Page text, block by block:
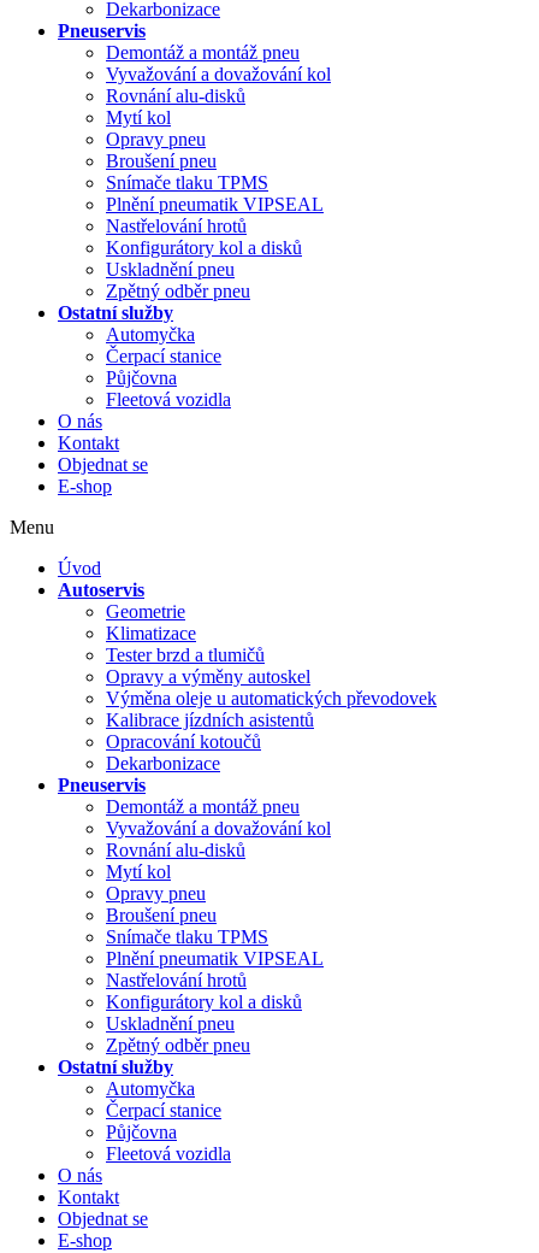
Dekarbonizace
Pneuservis
Demontáž a montáž pneu
Vyvažování a dovažování kol
Rovnání alu-disků
Mytí kol
Opravy pneu
Broušení pneu
Snímače tlaku TPMS
Plnění pneumatik VIPSEAL
Nastřelování hrotů
Konfigurátory kol a disků
Uskladnění pneu
Zpětný odběr pneu
Ostatní služby
Automyčka
Čerpací stanice
Půjčovna
Fleetová vozidla
O nás
Kontakt
Objednat se
E-shop
Menu
Úvod
Autoservis
Geometrie
Klimatizace
Tester brzd a tlumičů
Opravy a výměny autoskel
Výměna oleje u automatických převodovek
Kalibrace jízdních asistentů
Opracování kotoučů
Dekarbonizace
Pneuservis
Demontáž a montáž pneu
Vyvažování a dovažování kol
Rovnání alu-disků
Mytí kol
Opravy pneu
Broušení pneu
Snímače tlaku TPMS
Plnění pneumatik VIPSEAL
Nastřelování hrotů
Konfigurátory kol a disků
Uskladnění pneu
Zpětný odběr pneu
Ostatní služby
Automyčka
Čerpací stanice
Půjčovna
Fleetová vozidla
O nás
Kontakt
Objednat se
E-shop